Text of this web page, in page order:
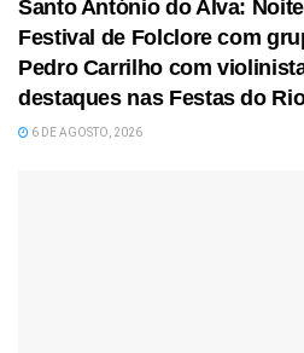
Santo António do Alva:
Festival de Folclore com
Pedro Carrilho com
destaques nas Festas do
6 DE AGOSTO, 2026